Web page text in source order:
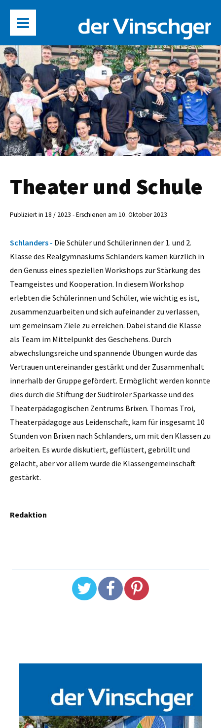
Theater und Schule
Publiziert in 18 / 2023 - Erschienen am 10. Oktober 2023
Schlanders - Die Schüler und Schülerinnen der 1. und 2.
Klasse des Realgymnasiums Schlanders kamen kürzlich in
den Genuss eines speziellen Workshops zur Stärkung des
Teamgeistes und Kooperation. In diesem Workshop
erlebten die Schülerinnen und Schüler, wie wichtig es ist,
zusammenzuarbeiten und sich aufeinander zu verlassen,
um gemeinsam Ziele zu erreichen. Dabei stand die Klasse
als Team im Mittelpunkt des Geschehens. Durch
abwechslungsreiche und spannende Übungen wurde das
Vertrauen untereinander gestärkt und der Zusammenhalt
innerhalb der Gruppe gefördert. Ermöglicht werden konnte
dies durch die Stiftung der Südtiroler Sparkasse und des
Theaterpädagogischen Zentrums Brixen. Thomas Troi,
Theaterpädagoge aus Leidenschaft, kam für insgesamt 10
Stunden von Brixen nach Schlanders, um mit den Klassen zu
arbeiten. Es wurde diskutiert, geflüstert, gebrüllt und
gelacht, aber vor allem wurde die Klassengemeinschaft
gestärkt.
Redaktion